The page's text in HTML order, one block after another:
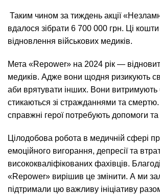
Таким чином за тиждень акції
вдалося зібрати 6 700 000 грн. Ці
відновлення військових медиків.
Мета «Repower» на 2024 рік —
медиків. Адже вони щодня ризикують
аби врятувати інших. Вони витримують
стикаються зі стражданнями та
справжні герої потребують допомоги та
Цілодобова робота в медичній сфері
емоційного вигорання, депресії та
висококваліфікованих фахівців.
«Repower» вирішив це змінити. А ми
підтримали цю важливу ініціативу